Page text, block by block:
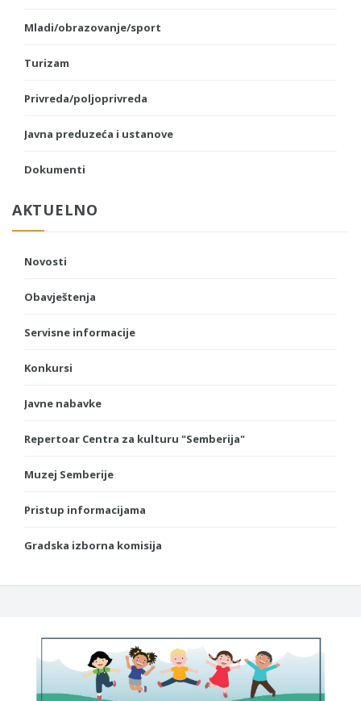
Mladi/obrazovanje/sport
Turizam
Privreda/poljoprivreda
Javna preduzeća i ustanove
Dokumenti
AKTUELNO
Novosti
Obavještenja
Servisne informacije
Konkursi
Javne nabavke
Repertoar Centra za kulturu "Semberija"
Muzej Semberije
Pristup informacijama
Gradska izborna komisija